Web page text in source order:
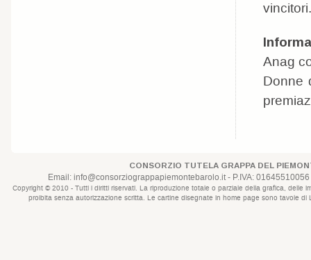
vincitori.
Anag
Donne
CONSORZIO TUTELA GRAPPA DEL
Email: info@consorziograppapiemontebarolo.it- P.IVA:
Copyright © 2010 - Tutti i diritti riservati. La riproduzione totale o parziale della grafica,
proibita senza autorizzazione scritta. Le cartine disegnate in home page sono tavole